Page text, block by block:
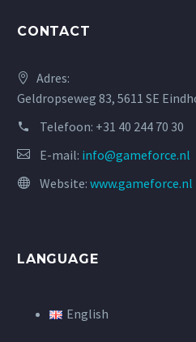
CONTACT
Adres:
Geldropseweg 83, 5611 SE
Telefoon: +31 40 244 70 30
E-mail: info@gameforce.nl
Website: www.gameforce.nl
LANGUAGE
English